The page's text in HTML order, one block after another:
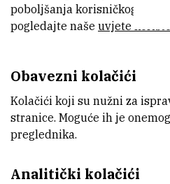
Tehnički suradnik
E-MAIL
tradja@irb.hr
ZAVOD
Zavod za istraživanje mora i okoliša
Institut Ruđer Bošković
poboljšanja korisničkog
pogledajte naše uvjete
Obavezni kolačići
Kolačići koji su nužni za
stranice. Moguće ih je
preglednika.
Analitički kolačići